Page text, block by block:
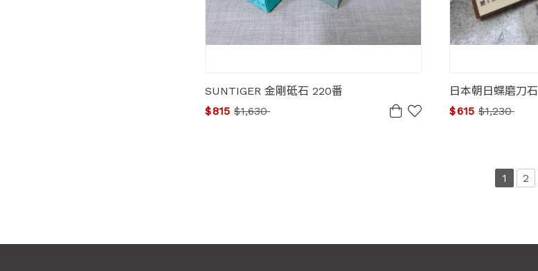
SUNTIGER 金剛砥石 220番
$1,630
$815
日本朝日蝶磨刀石
$1,230
$615
1 2